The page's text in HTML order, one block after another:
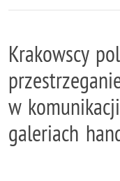
Krakowscy
w
galeriach